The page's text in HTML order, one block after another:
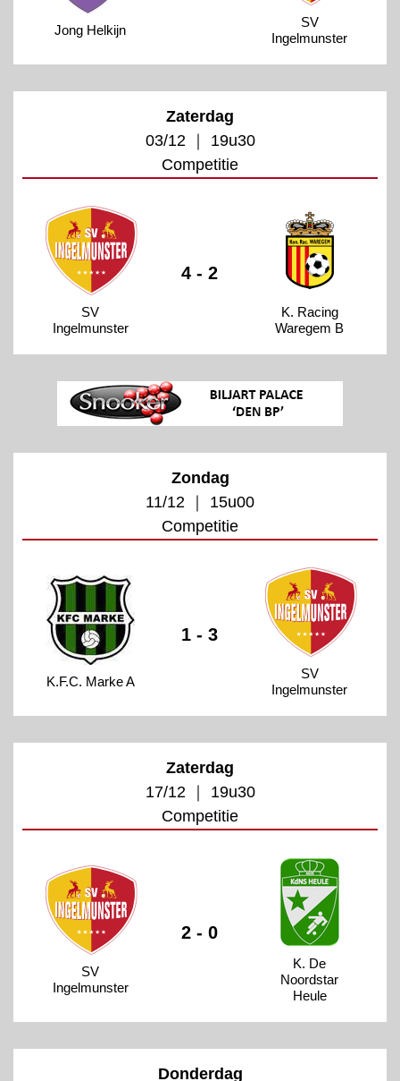
Jong Helkijn
SV
Ingelmunster
Zaterdag
03/12 ｜ 19u30
Competitie
SV
Ingelmunster
4 - 2
K. Racing
Waregem B
Zondag
11/12 ｜ 15u00
Competitie
K.F.C. Marke A
1 - 3
SV
Ingelmunster
Zaterdag
17/12 ｜ 19u30
Competitie
SV
Ingelmunster
2 - 0
K. De
Noordstar
Heule
Donderdag